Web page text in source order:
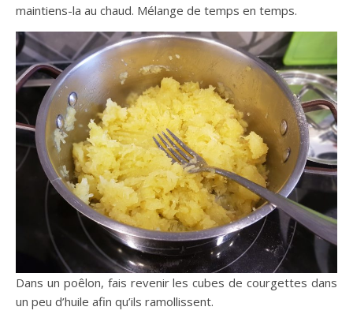
maintiens-la au chaud. Mélange de temps en temps.
Dans un poêlon, fais revenir les cubes de courgettes dans
un peu d’huile afin qu’ils ramollissent.